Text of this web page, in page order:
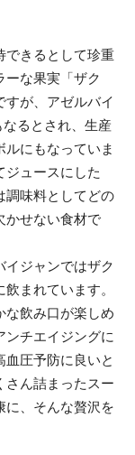
できるとして珍重
ーな果実「ザク
すが、アゼルバイ
るとされ、生産
にもなっていま
ジュースにした
調味料としてどの
かせない食材で
イジャンではザク
まれています。
な飲み口が楽しめ
ンチエイジングに
圧予防に良いと
さん詰まったスー
に、そんな贅沢を